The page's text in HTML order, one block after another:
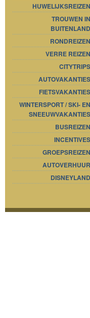
HUWELIJKSREIZEN
TROUWEN IN
BUITENLAND
RONDREIZEN
VERRE REIZEN
CITYTRIPS
AUTOVAKANTIES
FIETSVAKANTIES
WINTERSPORT / SKI- EN
SNEEUWVAKANTIES
BUSREIZEN
INCENTIVES
GROEPSREIZEN
AUTOVERHUUR
DISNEYLAND